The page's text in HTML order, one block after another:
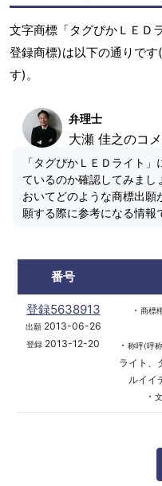
文字商標「タグぴかＬＥＤ
登録商標)は以下の通りで
す)。
弁理士
大瀬 佳之のコ
「タグぴかＬＥＤライト
ているのか確認してみまし
おいてどのような商標出願
願する際に参考になる情報
番号
登録5638913
出願2013-06-26
登録 2013-12-20
・ 商標
・ 称呼(呼
ライト、
ルイイ
・